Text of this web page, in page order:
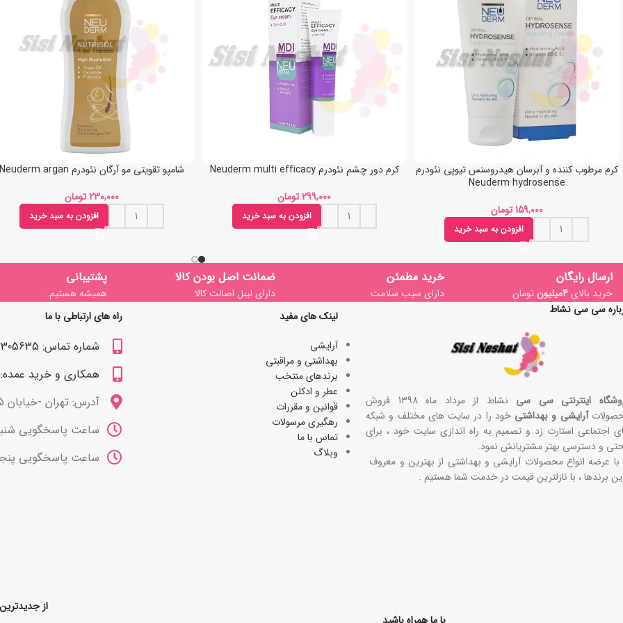
کرم مرطوب کننده و آبرسان هیدروسنس تیوپی نئودرم
Neuderm hydrosense
تومان
افزودن به سبد خرید
کرم دور چشم نئودرم Neuderm multi efficacy
تومان
افزودن به سبد خرید
شامپو تقویتی مو آرگان نئودرم Neuderm argan
تومان
افزودن به سبد خرید
ارسال رایگان
خرید بالای4میلیون تومان
خرید مطمئن
دارای سیب سلامت
ضمانت اصل بودن کالا
دارای لیبل اصالت کالا
پشتیبانی
همیشه هستیم.
سی سی نشاط
اینترنتی سی سی
نشاط از مرداد ماه 1398 فروش
آرایشی و بهداشتی خود را در سایت های مختلف و شبکه
اجتماعی استارت زد و تصمیم به راه اندازی سایت خود ، برای
و دسترسی بهتر مشتریانش نمود.
با عرضه انواع محصولات آرایشی و بهداشتی از بهترین و معروف
برندها ، با نازلترین قیمت در خدمت شما هستیم .
لینک های مفید
آرایشی
بھداشتی و مراقبتی
برندهای منتخب
عطر و ادکلن
قوانین و مقررات
رهگیری مرسولات
تماس با ما
وبلاگ
راه های ارتباطی با ما
شماره تماس: 09122305635
همکاری و خرید عمده: 09122309629
آدرس: تهران -خیابان 15 خرداد
ساعت پاسخگویی شنبه تا
ساعت پاسخگویی پنجشنبه ها 10
با ما همراه باشید
از